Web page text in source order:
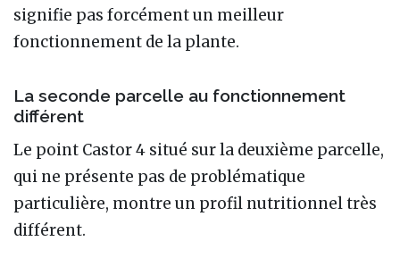
signifie pas forcément un meilleur
fonctionnement de la plante.
La seconde parcelle au fonctionnement
différent
Le point Castor 4 situé sur la deuxième parcelle,
qui ne présente pas de problématique
particulière, montre un profil nutritionnel très
différent.